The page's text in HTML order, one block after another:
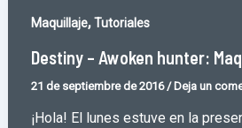
Maquillaje,Tutoriales
Destiny – Awoken hunter:
21 de septiembre de 2016/ Deja un
¡Hola! El lunes estuve en la